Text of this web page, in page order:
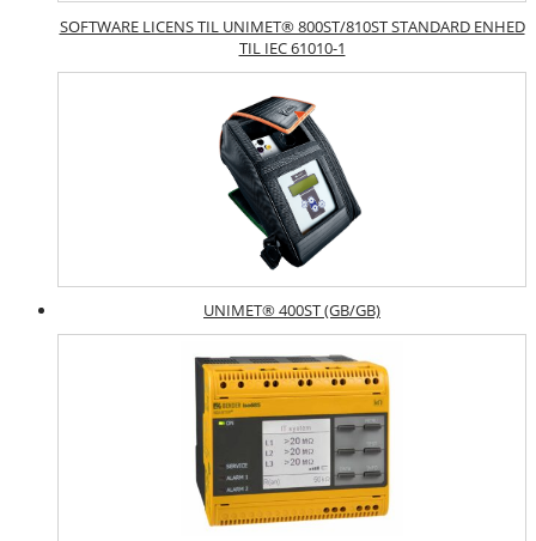
SOFTWARE LICENS TIL UNIMET® 800ST/810ST STANDARD ENHED
TIL IEC 61010-1
UNIMET® 400ST (GB/GB)